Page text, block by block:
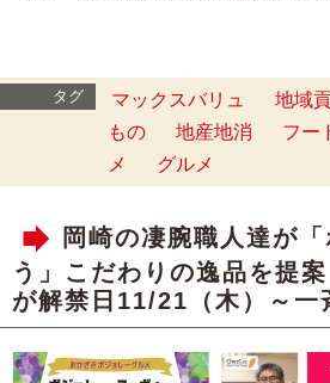
タグ マックスバリュ 地域
もの
地産地消 フー
メ
グルメ
岡崎の凄腕職人達が
う」こだわりの逸品を提
が解禁日11/21（木）～一